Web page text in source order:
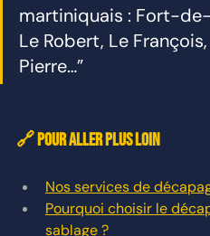
martiniquais : Fort-
Le Robert, Le
Pierre…”
🔗 Pour aller plus loin
Nos services de
Pourquoi choisir le
sablage ?